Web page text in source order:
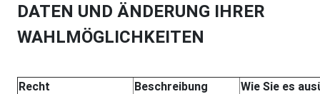
DATEN UND ÄNDERUNG IHRER
WAHLMÖGLICHKEITEN
Recht Beschreibung Wie Sie es